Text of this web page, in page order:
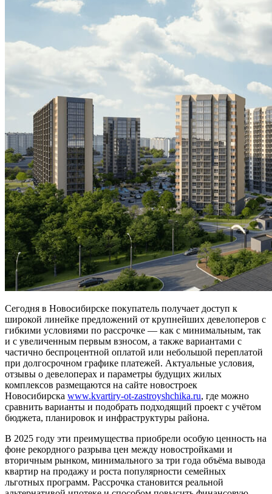
Сегодня в Новосибирске покупатель получает доступ к
широкой линейке предложений от крупнейших девелоперов с
гибкими условиями по рассрочке — как с минимальным, так
и с увеличенным первым взносом, а также вариантами с
частично беспроцентной оплатой или небольшой переплатой
при долгосрочном графике платежей. Актуальные условия,
отзывы о девелоперах и параметры будущих жилых
комплексов размещаются на сайте новостроек
Новосибирска www.kvartiry-ot-zastroyshchika.ru, где можно
сравнить варианты и подобрать подходящий проект с учётом
бюджета, планировок и инфраструктуры района.
В 2025 году эти преимущества приобрели особую ценность на
фоне рекордного разрыва цен между новостройками и
вторичным рынком, минимального за три года объёма вывода
квартир на продажу и роста популярности семейных
льготных программ. Рассрочка становится реальной